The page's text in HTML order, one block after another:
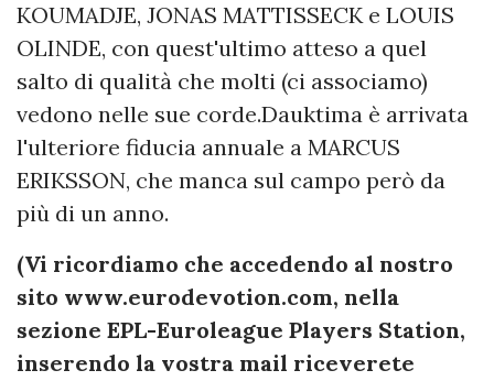
KOUMADJE, JONAS MATTISSECK e LOUIS
OLINDE, con quest'ultimo atteso a quel
salto di qualità che molti (ci associamo)
vedono nelle sue corde.Dauktima è arrivata
l'ulteriore fiducia annuale a MARCUS
ERIKSSON, che manca sul campo però da
più di un anno.
(Vi ricordiamo che accedendo al nostro
sito www.eurodevotion.com, nella
sezione EPL-Euroleague Players Station,
inserendo la vostra mail riceverete